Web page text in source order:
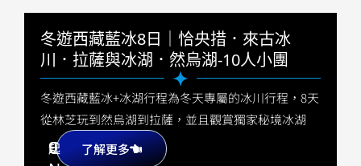
冬遊西藏藍冰8日｜恰央措．來古冰
川．拉薩與冰湖．然烏湖-10人小團
冬遊西藏藍冰+冰湖行程為冬天專屬的冰川行程，8天
從林芝玩到然烏湖到拉薩，並且觀賞獨家秘境冰湖
了解更多
9
C
起